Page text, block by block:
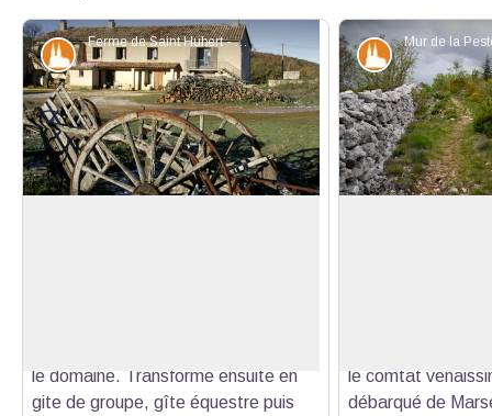
Ferme de Saint Hubert - ©Aguilar - PNRMV
Patrimoine et histoire
le domaine. Transformé ensuite en
gite de groupe, gîte équestre puis
Patrimoine
le comtat
débarqué de